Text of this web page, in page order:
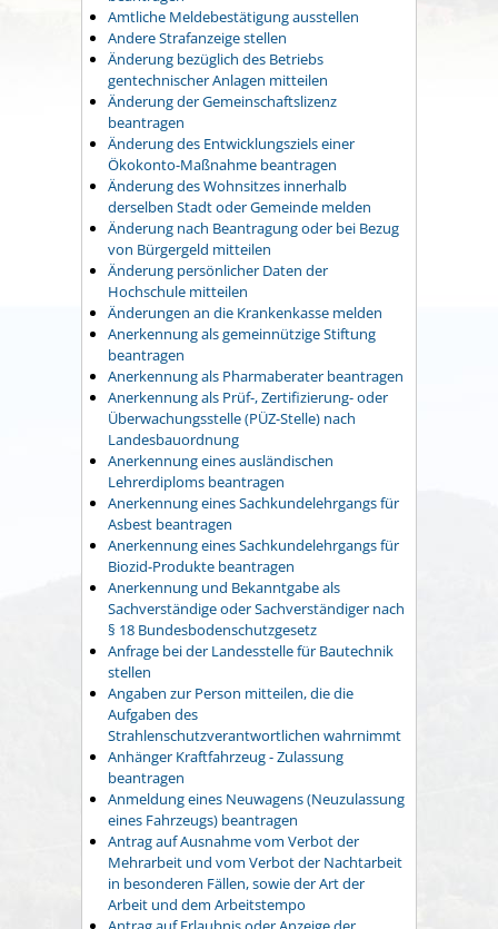
Amtliche Meldebestätigung ausstellen
Andere Strafanzeige stellen
Änderung bezüglich des Betriebs
gentechnischer Anlagen mitteilen
Änderung der Gemeinschaftslizenz
beantragen
Änderung des Entwicklungsziels einer
Ökokonto-Maßnahme beantragen
Änderung des Wohnsitzes innerhalb
derselben Stadt oder Gemeinde melden
Änderung nach Beantragung oder bei Bezug
von Bürgergeld mitteilen
Änderung persönlicher Daten der
Hochschule mitteilen
Änderungen an die Krankenkasse melden
Anerkennung als gemeinnützige Stiftung
beantragen
Anerkennung als Pharmaberater beantragen
Anerkennung als Prüf-, Zertifizierung- oder
Überwachungsstelle (PÜZ-Stelle) nach
Landesbauordnung
Anerkennung eines ausländischen
Lehrerdiploms beantragen
Anerkennung eines Sachkundelehrgangs für
Asbest beantragen
Anerkennung eines Sachkundelehrgangs für
Biozid-Produkte beantragen
Anerkennung und Bekanntgabe als
Sachverständige oder Sachverständiger nach
§ 18 Bundesbodenschutzgesetz
Anfrage bei der Landesstelle für Bautechnik
stellen
Angaben zur Person mitteilen, die die
Aufgaben des
Strahlenschutzverantwortlichen wahrnimmt
Anhänger Kraftfahrzeug - Zulassung
beantragen
Anmeldung eines Neuwagens (Neuzulassung
eines Fahrzeugs) beantragen
Antrag auf Ausnahme vom Verbot der
Mehrarbeit und vom Verbot der Nachtarbeit
in besonderen Fällen, sowie der Art der
Arbeit und dem Arbeitstempo